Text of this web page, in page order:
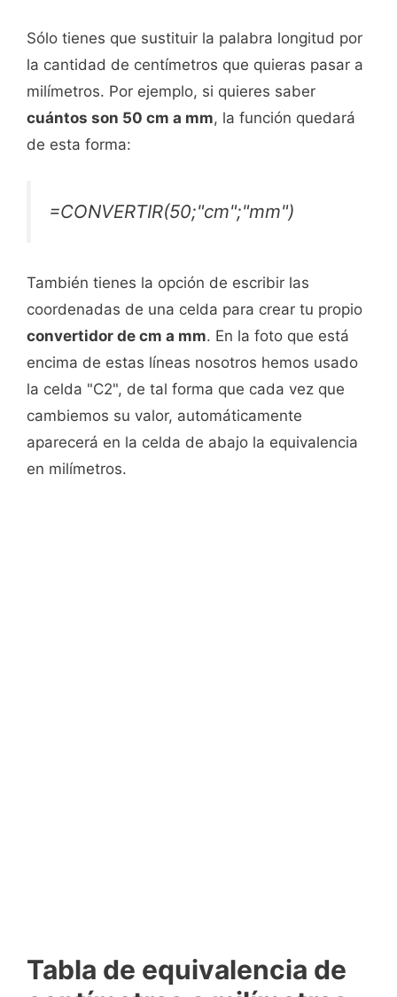
Sólo tienes que sustituir la palabra longitud por
la cantidad de centímetros que quieras pasar a
milímetros. Por ejemplo, si quieres saber
cuántos son 50 cm a mm, la función quedará
de esta forma:
=CONVERTIR(50;"cm";"mm")
También tienes la opción de escribir las
coordenadas de una celda para crear tu propio
convertidor de cm a mm. En la foto que está
encima de estas líneas nosotros hemos usado
la celda "C2", de tal forma que cada vez que
cambiemos su valor, automáticamente
aparecerá en la celda de abajo la equivalencia
en milímetros.
Tabla de equivalencia de